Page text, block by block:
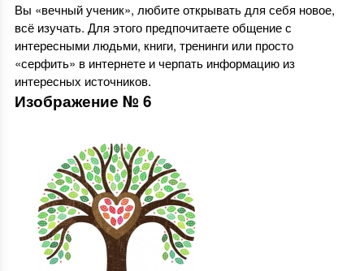
Вы «вечный ученик», любите открывать для себя новое,
всё изучать. Для этого предпочитаете общение с
интересными людьми, книги, тренинги или просто
«серфить» в интернете и черпать информацию из
интересных источников.
Изображение № 6